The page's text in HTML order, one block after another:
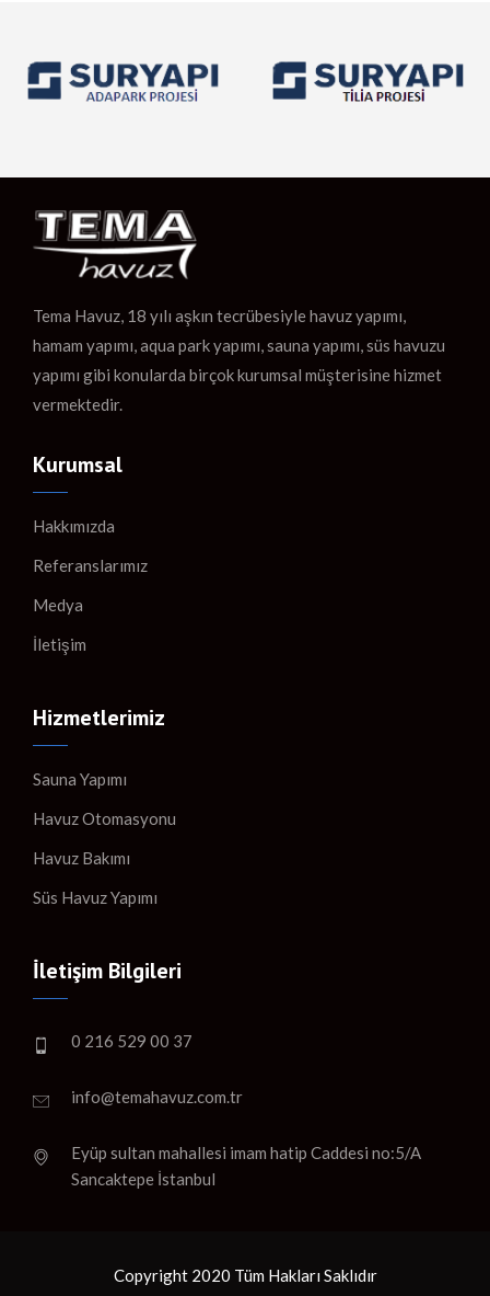
Tema Havuz, 18 yılı aşkın tecrübesiyle havuz yapımı,
hamam yapımı, aqua park yapımı, sauna yapımı, süs havuzu
yapımı gibi konularda birçok kurumsal müşterisine hizmet
vermektedir.
Kurumsal
Hakkımızda
Referanslarımız
Medya
İletişim
Hizmetlerimiz
Sauna Yapımı
Havuz Otomasyonu
Havuz Bakımı
Süs Havuz Yapımı
İletişim Bilgileri
0 216 529 00 37
info@temahavuz.com.tr
Eyüp sultan mahallesi imam hatip Caddesi no:5/A
Sancaktepe İstanbul
Copyright 2020 Tüm Hakları Saklıdır